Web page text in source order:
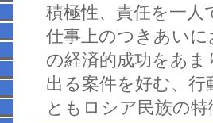
積極性、責任を一
仕事上のつきあい
の経済的成功をあ
出る案件を好む、
とも ロシア民族の特